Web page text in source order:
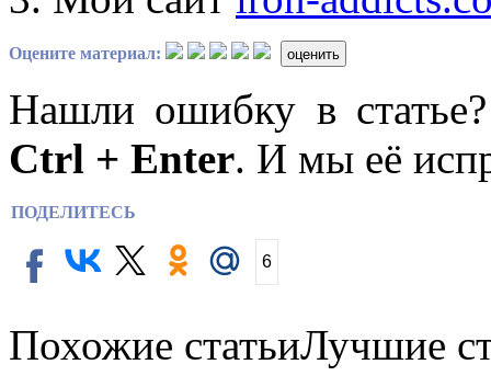
Оцените материал: оценить
Нашли ошибку в
Ctrl + Enter. И мы её
ПОДЕЛИТЕСЬ
6
Похожие статьиЛучшие